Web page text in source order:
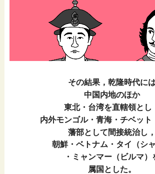
その結果，乾隆時代には
中国内地のほか
東北・台湾を直轄領とし
内外モンゴル・青海・チベット
藩部として間接統治し，
朝鮮・ベトナム・タイ（シャ
・ミャンマー（ビルマ）
属国とした。